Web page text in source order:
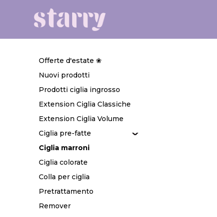
Offerte d'estate ❀
Nuovi prodotti
Prodotti ciglia ingrosso
Extension Ciglia Classiche
Extension Ciglia Volume
Ciglia pre-fatte
Ciglia marroni
Ciglia colorate
Colla per ciglia
Pretrattamento
Remover